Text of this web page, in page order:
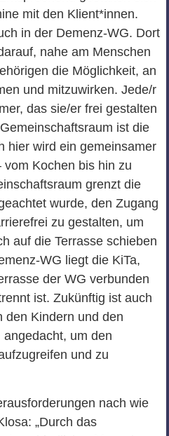
mit den Klient*innen.
in der Demenz-WG. Dort
nahe am Menschen
die Möglichkeit, an
und mitzuwirken. Jede/r
das sie/er frei gestalten
ist die
hier wird ein gemeinsamer
Kochen bis hin zu
grenzt die
wurde, den Zugang
zu gestalten, um
auf die Terrasse schieben
WG liegt die KiTa,
der WG verbunden
ist. Zukünftig ist auch
den Kindern und den
um den
und zu
nach wie
„Durch das